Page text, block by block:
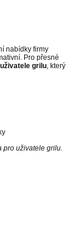
nabídky firmy
Pro přesné
grilu , který
pro uživatele grilu.